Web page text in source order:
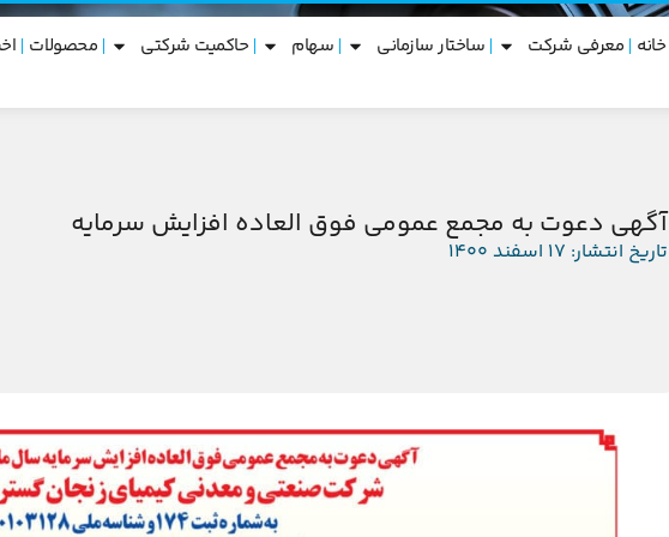
خانه معرفی شرکت ساختار سازمانی سهام حاکمیت شرکتی محصولات
آگهى دعوت به مجمع عمومى فوق العاده افزايش سرمايه
تاریخ انتشار: 17 اسفند 1400